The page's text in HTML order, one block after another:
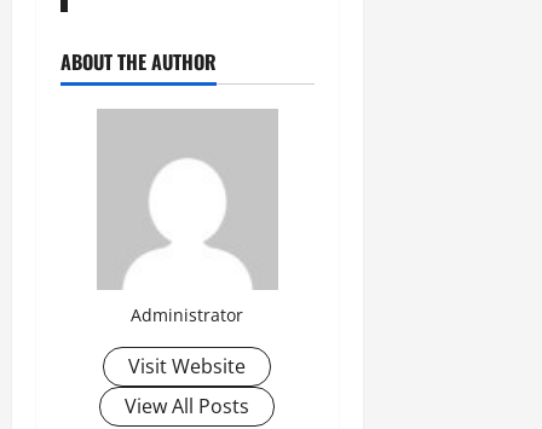
ABOUT THE AUTHOR
Administrator
Visit Website
View All Posts